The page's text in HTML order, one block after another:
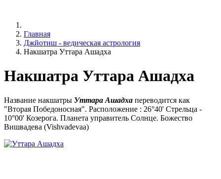
Главная
Джйотиш - ведическая астрология
Накшатра Уттара Ашадха
Накшатра Уттара Ашадха
Название накшатры Уттара Ашадха переводится как
"Вторая Победоносная". Расположение : 26°40' Стрельца -
10°00' Козерога. Планета управитель Солнце. Божество
Вишвадева (Vishvadevaa)